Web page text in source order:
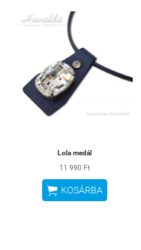
Lola medál
11 990 Ft
 KOSÁRBA